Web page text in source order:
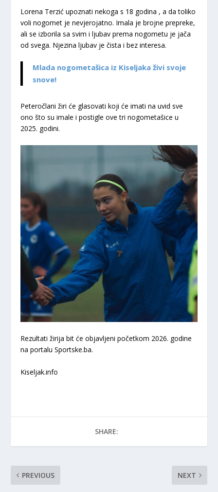
Lorena Terzić upoznati nekoga s 18 godina , a da toliko
voli nogomet je nevjerojatno. Imala je brojne prepreke,
ali se izborila sa svim i ljubav prema nogometu je jača
od svega. Njezina ljubav je čista i bez interesa.
Mlada nogometašica iz Kiseljaka živi svoje
snove!
Peteročlani žiri će glasovati koji će imati na uvid sve
ono što su imale i postigle ove tri nogometašice u
2025. godini.
Rezultati žirija bit će objavljeni početkom 2026. godine
na portalu Sportske.ba.
Kiseljak.info
SHARE:
PREVIOUS NEXT